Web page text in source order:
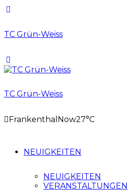
TC Grün-Weiss
TC Grün-Weiss
Frankenthal Now27°C
NEUIGKEITEN
NEUIGKEITEN
VERANSTALTUNGEN